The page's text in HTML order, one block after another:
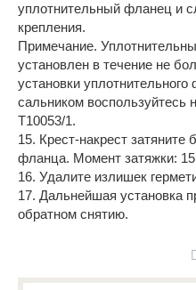
уплотнительный фланец и
крепления.
Примечание.
установлен в течение не
установки
сальником воспользуйтесь
Т10053/1.
15. Крест-накрест затяните
фланца. Момент затяжки:
16. Удалите излишек
17. Дальнейшая установка
обратном снятию.